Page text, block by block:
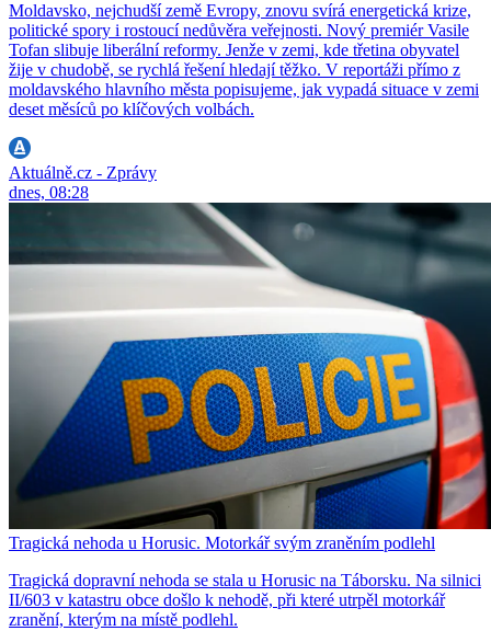
Moldavsko, nejchudší země Evropy, znovu svírá energetická krize,
politické spory i rostoucí nedůvěra veřejnosti. Nový premiér Vasile
Tofan slibuje liberální reformy. Jenže v zemi, kde třetina obyvatel
žije v chudobě, se rychlá řešení hledají těžko. V reportáži přímo z
moldavského hlavního města popisujeme, jak vypadá situace v zemi
deset měsíců po klíčových volbách.
Aktuálně.cz - Zprávy
dnes, 08:28
Tragická nehoda u Horusic. Motorkář svým zraněním podlehl
Tragická dopravní nehoda se stala u Horusic na Táborsku. Na silnici
II/603 v katastru obce došlo k nehodě, při které utrpěl motorkář
zranění, kterým na místě podlehl.